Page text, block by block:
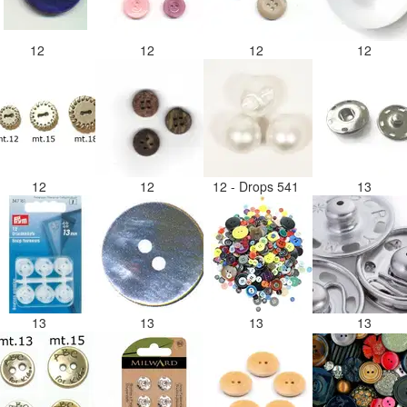
12 12 12 12
12 12 12 - Drops 541 13
13 13 13 13